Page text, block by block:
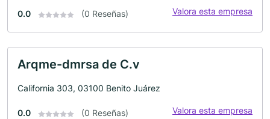
0.0 (0 Reseñas) Valora esta empresa
Arqme-dmrsa de C.v
California 303, 03100 Benito Juárez
0.0 (0 Reseñas) Valora esta empresa